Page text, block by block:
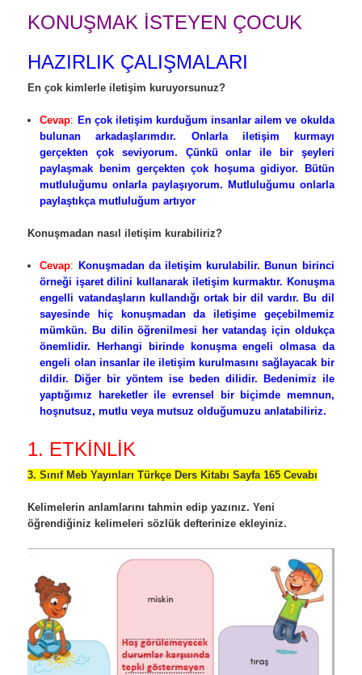
KONUŞMAK İSTEYEN ÇOCUK
HAZIRLIK ÇALIŞMALARI
En çok kimlerle iletişim kuruyorsunuz?
Cevap: En çok iletişim kurduğum insanlar ailem ve okulda
bulunan arkadaşlarımdır. Onlarla iletişim kurmayı
gerçekten çok seviyorum. Çünkü onlar ile bir şeyleri
paylaşmak benim gerçekten çok hoşuma gidiyor. Bütün
mutluluğumu onlarla paylaşıyorum. Mutluluğumu onlarla
paylaştıkça mutluluğum artıyor
Konuşmadan nasıl iletişim kurabiliriz?
Cevap: Konuşmadan da iletişim kurulabilir. Bunun birinci
örneği işaret dilini kullanarak iletişim kurmaktır. Konuşma
engelli vatandaşların kullandığı ortak bir dil vardır. Bu dil
sayesinde hiç konuşmadan da iletişime geçebilmemiz
mümkün. Bu dilin öğrenilmesi her vatandaş için oldukça
önemlidir. Herhangi birinde konuşma engeli olmasa da
engeli olan insanlar ile iletişim kurulmasını sağlayacak bir
dildir. Diğer bir yöntem ise beden dilidir. Bedenimiz ile
yaptığımız hareketler ile evrensel bir biçimde memnun,
hoşnutsuz, mutlu veya mutsuz olduğumuzu anlatabiliriz.
1. ETKİNLİK
3. Sınıf Meb Yayınları Türkçe Ders Kitabı Sayfa 165 Cevabı
Kelimelerin anlamlarını tahmin edip yazınız. Yeni
öğrendiğiniz kelimeleri sözlük defterinize ekleyiniz.